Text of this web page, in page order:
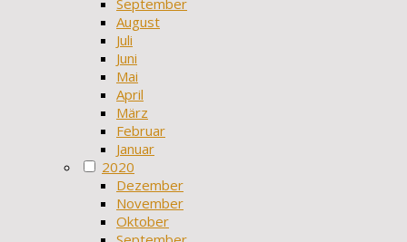
September
August
Juli
Juni
Mai
April
März
Februar
Januar
2020
Dezember
November
Oktober